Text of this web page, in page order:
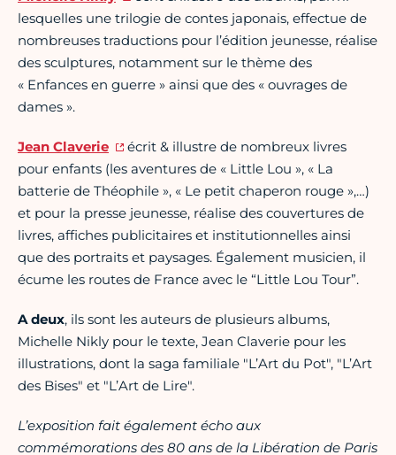
lesquelles une trilogie de contes japonais, effectue de
nombreuses traductions pour l’édition jeunesse, réalise
des sculptures, notamment sur le thème des
« Enfances en guerre » ainsi que des « ouvrages de
dames ».
Jean Claverie
écrit & illustre de nombreux livres
pour enfants (les aventures de « Little Lou », « La
batterie de Théophile », « Le petit chaperon rouge »,…)
et pour la presse jeunesse, réalise des couvertures de
livres, affiches publicitaires et institutionnelles ainsi
que des portraits et paysages. Également musicien, il
écume les routes de France avec le “Little Lou Tour”.
A deux, ils sont les auteurs de plusieurs albums,
Michelle Nikly pour le texte, Jean Claverie pour les
illustrations, dont la saga familiale "L’Art du Pot", "L’Art
des Bises" et "L’Art de Lire".
L’exposition fait également écho aux
commémorations des 80 ans de la Libération de Paris